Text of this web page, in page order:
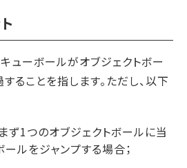
キューボールがオブジェクトボー
ることを指します。ただし、以下
ず1つのオブジェクトボールに当
ルをジャンプする場合；